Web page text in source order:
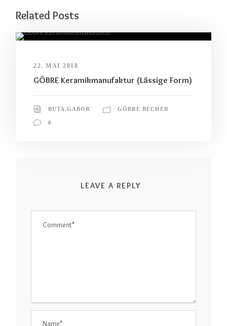
Related Posts
22. MAI 2018
GÖBRE Keramikmanufaktur (Lässige Form)
BUTA.GABOR GÖBRE BECHER
0
LEAVE A REPLY